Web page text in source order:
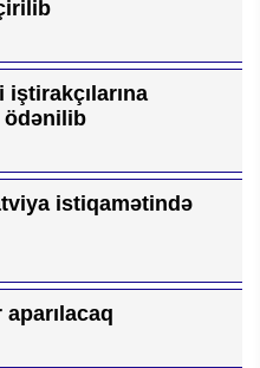
ödənilib
istiqamətində